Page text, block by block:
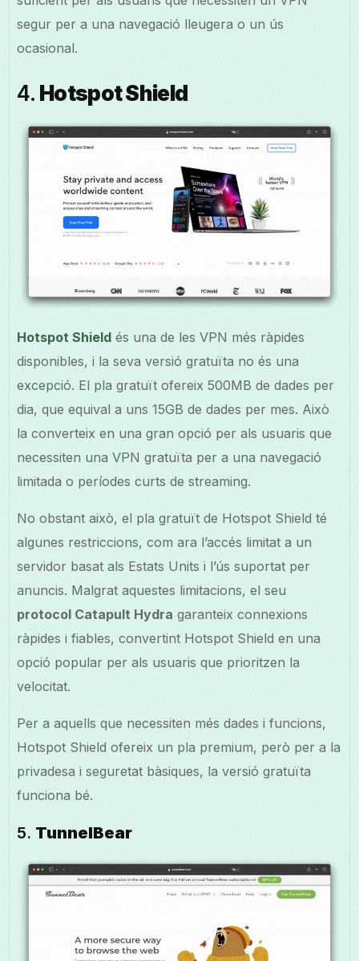
segur per a una navegació lleugera o un ús
ocasional.
4. Hotspot Shield
Hotspot Shield és una de les VPN més ràpides
disponibles, i la seva versió gratuïta no és una
excepció. El pla gratuït ofereix 500MB de dades per
dia, que equival a uns 15GB de dades per mes. Això
la converteix en una gran opció per als usuaris que
necessiten una VPN gratuïta per a una navegació
limitada o períodes curts de streaming.
No obstant això, el pla gratuït de Hotspot Shield té
algunes restriccions, com ara l’accés limitat a un
servidor basat als Estats Units i l’ús suportat per
anuncis. Malgrat aquestes limitacions, el seu
protocol Catapult Hydra garanteix connexions
ràpides i fiables, convertint Hotspot Shield en una
opció popular per als usuaris que prioritzen la
velocitat.
Per a aquells que necessiten més dades i funcions,
Hotspot Shield ofereix un pla premium, però per a la
privadesa i seguretat bàsiques, la versió gratuïta
funciona bé.
5. TunnelBear